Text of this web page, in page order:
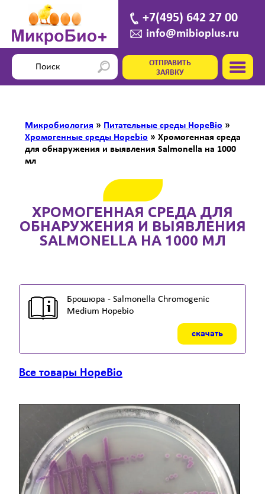
+7(495) 642 27 00
info@mibioplus.ru
ОТПРАВИТЬ
ЗАЯВКУ
Микробиология » Питательные среды HopeBio »
Хромогенные среды Hopebio » Хромогенная среда
для обнаружения и выявления Salmonella на 1000
мл
ХРОМОГЕННАЯ СРЕДА ДЛЯ
ОБНАРУЖЕНИЯ И ВЫЯВЛЕНИЯ
SALMONELLA НА 1000 МЛ
Брошюра - Salmonella Chromogenic
Medium Hopebio
скачать
Все товары HopeBio